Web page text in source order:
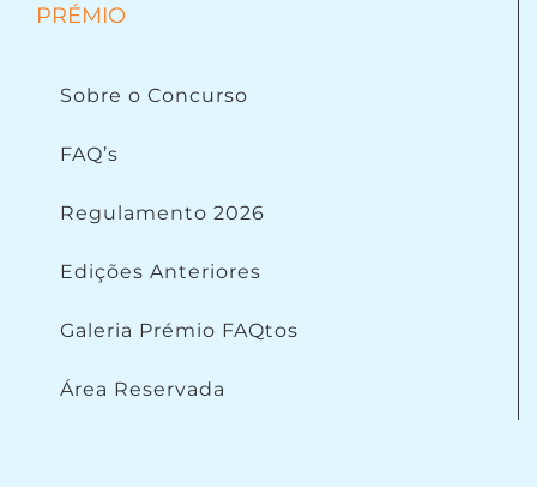
PRÉMIO
Sobre o Concurso
FAQ’s
Regulamento 2026
Edições Anteriores
Galeria Prémio FAQtos
Área Reservada